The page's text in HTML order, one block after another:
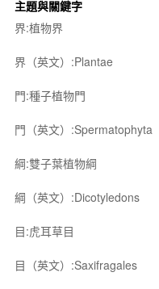
主題與關鍵字
界:植物界
界（英文）:Plantae
門:種子植物門
門（英文）:Spermatophyta
綱:雙子葉植物綱
綱（英文）:Dicotyledons
目:虎耳草目
目（英文）:Saxifragales